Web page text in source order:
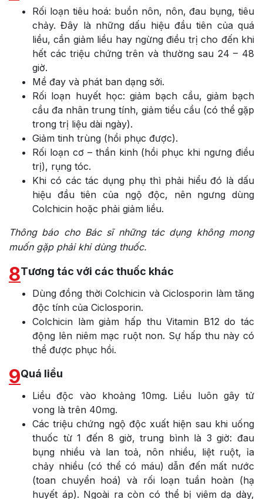
Rối loạn tiêu hoá: buồn nôn, nôn, đau bụng, tiêu
chảy. Đây là những dấu hiệu đầu tiên của quá
liều, cần giảm liều hay ngừng điều trị cho đến khi
hết các triệu chứng trên và thường sau 24 – 48
giờ.
Mề đay và phát ban dạng sởi.
Rối loạn huyết học: giảm bạch cầu, giảm bạch
cầu đa nhân trung tính, giảm tiểu cầu (có thể gặp
trong trị liệu dài ngày).
Giảm tinh trùng (hồi phục được).
Rối loạn cơ – thần kinh (hồi phục khi ngưng điều
trị), rụng tóc.
Khi có các tác dụng phụ thì phải hiểu đó là dấu
hiệu đầu tiên của ngộ độc, nên ngưng dùng
Colchicin hoặc phải giảm liều.
Thông báo cho Bác sĩ những tác dụng không mong
muốn gặp phải khi dùng thuốc.
8Tương tác với các thuốc khác
Dùng đồng thời Colchicin và Ciclosporin làm tăng
độc tính của Ciclosporin.
Colchicin làm giảm hấp thu Vitamin B12 do tác
động lên niêm mạc ruột non. Sự hấp thu này có
thể được phục hồi.
9Quá liều
Liều độc vào khoảng 10mg. Liều luôn gây tử
vong là trên 40mg.
Các triệu chứng ngộ độc xuất hiện sau khi uống
thuốc từ 1 đến 8 giờ, trung bình là 3 giờ: đau
bụng nhiều và lan toả, nôn nhiều, liệt ruột, ỉa
chảy nhiều (có thể có máu) dẫn đến mất nước
(toan chuyển hoá) và rối loạn tuần hoàn (hạ
huyết áp). Ngoài ra còn có thể bị viêm dạ dày,